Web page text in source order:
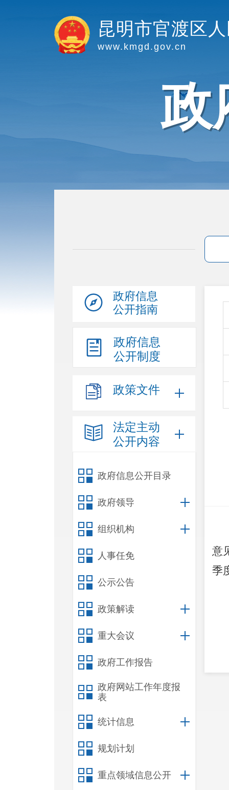
昆明市官渡区
www.kmgd.gov.cn
政
政府信息
公开指南
政府信息
公开制度
政策文件
法定主动
公开内容
政府信息公开目录
政府领导
组织机构
人事任免
公示公告
政策解读
重大会议
政府工作报告
政府网站工作年度报
表
统计信息
规划计划
重点领域信息公开
意
季